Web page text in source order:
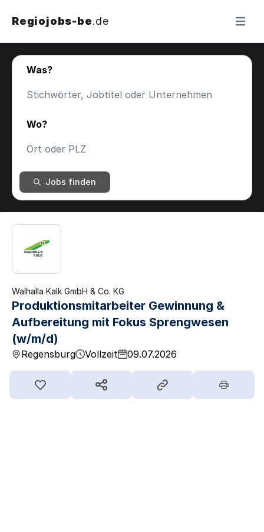
Regiojobs-be.de Menü
Was?
Wo?
Jobs finden
Walhalla Kalk GmbH & Co. KG
Produktionsmitarbeiter Gewinnung &
Aufbereitung mit Fokus Sprengwesen
(w/m/d)
Regensburg Vollzeit 09.07.2026